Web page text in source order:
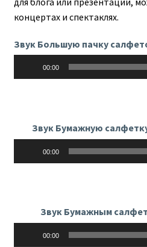
концертах и спектаклях.
Звук Большую пачку
00:00
Звук Бумажную
00:00
Звук Бумажным
00:00